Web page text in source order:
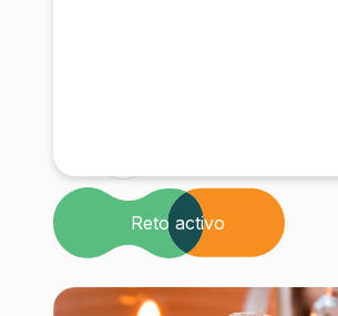
Reto activo